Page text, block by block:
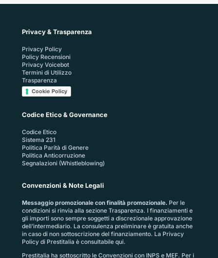
Privacy & Trasparenza
Privacy Policy
Policy Recensioni
Privacy Voicebot
Termini di Utilizzo
Trasparenza
Cookie Policy
Codice Etico & Governance
Codice Etico
Sistema 231
Politica Parità di Genere
Politica Anticorruzione
Segnalazioni (Whistleblowing)
Convenzioni & Note Legali
Messaggio promozionale con finalità promozionale. Per le
condizioni si rinvia alla sezione Trasparenza. I finanziamenti e
gli importi sono sempre soggetti a discrezionale approvazione
dell’intermediario. La consulenza preliminare è gratuita anche
in caso di non sottoscrizione del finanziamento. La Privacy
Policy di Prestitalia è consultabile qui.
Prestitalia ha sottoscritto le Convenzioni con INPS e MEF. Per i